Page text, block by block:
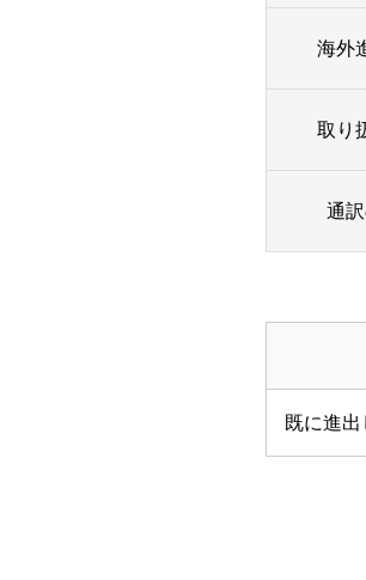
海外
取り
通
既に進